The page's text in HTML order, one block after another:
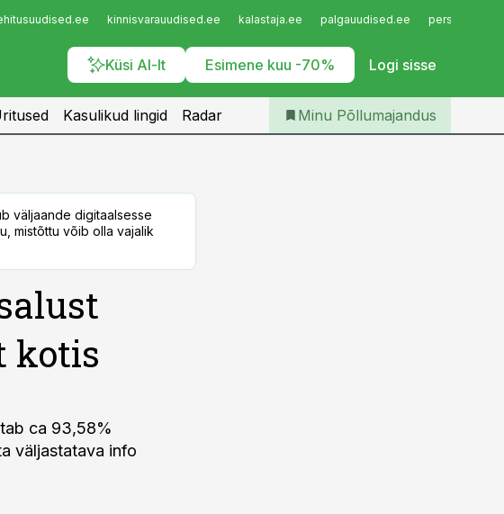
kinnisvarauudised.ee kalastaja.ee palgauudised.ee
Küsi AI-lt Esimene kuu -70% Logi sisse
Iseteenindus
Telli Põllumajandus
Kasulikud lingid Radar Minu Põllumajandus
väljaande digitaalsesse
mistõttu võib olla vajalik
kotis
ca 93,58%
väljastatava info